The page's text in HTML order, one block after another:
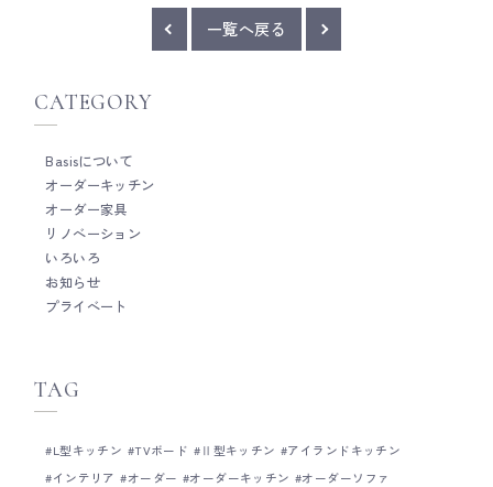
ープンに。 壁付けなら気にならず、通気にもな
るので意外とおすすめです。 廣田 __ Basis
は、木工家具職人による細やかな手仕事を大切
ン全体の雰囲気だけではなく、家具のように細
かい部分までとことんこだわって作ることがと
ても得意です。 オーダーキッチンをご検討の際
は、ぜひお気軽にご相談ください。 Basisのキ
ッチンづくりについて Basisの製作事例につい
て Basisのショールームについて
一覧へ戻る
CATEGORY
Basisについて
オーダーキッチン
オーダー家具
リノベーション
いろいろ
お知らせ
プライベート
TAG
L型キッチン TVボード Ⅱ型キッチン
アイランドキッチン
インテリア
オーダー オーダーキッチン
オーダーソファ